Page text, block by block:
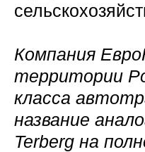
Компания
территории
класса
название
Terberg на